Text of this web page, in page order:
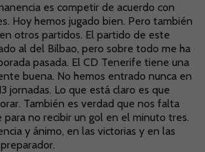
es competir de acuerdo con
Hoy hemos jugado bien. Pero también
otros partidos. El partido de este
al del Bilbao, pero sobre todo me ha
pasada. El CD Tenerife tiene una
buena. No hemos entrado nunca en
jornadas. Lo que está claro es que
También es verdad que nos falta
no recibir un gol en el minuto tres.
y ánimo, en las victorias y en las